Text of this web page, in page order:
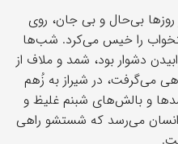
روزها بی‌حال و بی جان، روی
را خیس می‌کرد. شب‌ها
دشوار بود، شمد و ملاف از
در شیراز به زُهم
و بالش‌های شبنم غلیظ و
انسان می‌رسد که شستشو راهی